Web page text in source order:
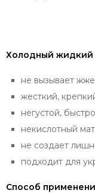
Холодный жидкий
не вызывает
жесткий,
негустой,
некислотный
не создает
подходит для
Способ